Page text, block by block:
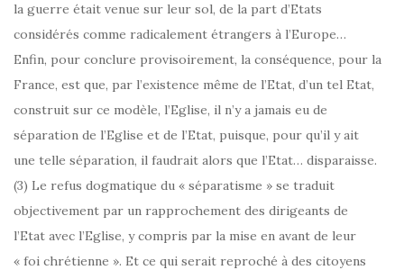
la guerre était venue sur leur sol, de la part d’Etats
considérés comme radicalement étrangers à l’Europe…
Enfin, pour conclure provisoirement, la conséquence, pour la
France, est que, par l’existence même de l’Etat, d’un tel Etat,
construit sur ce modèle, l’Eglise, il n’y a jamais eu de
séparation de l’Eglise et de l’Etat, puisque, pour qu’il y ait
une telle séparation, il faudrait alors que l’Etat… disparaisse.
(3) Le refus dogmatique du « séparatisme » se traduit
objectivement par un rapprochement des dirigeants de
l’Etat avec l’Eglise, y compris par la mise en avant de leur
« foi chrétienne ». Et ce qui serait reproché à des citoyens